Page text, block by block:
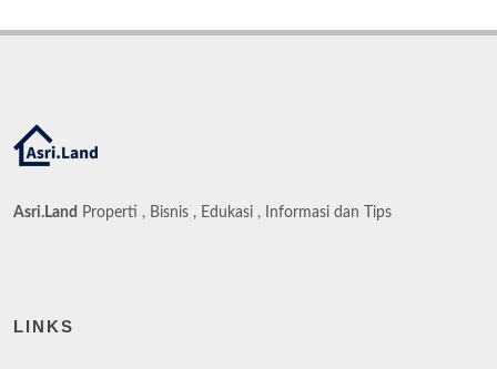
Asri.Land Properti , Bisnis , Edukasi , Informasi dan Tips
LINKS